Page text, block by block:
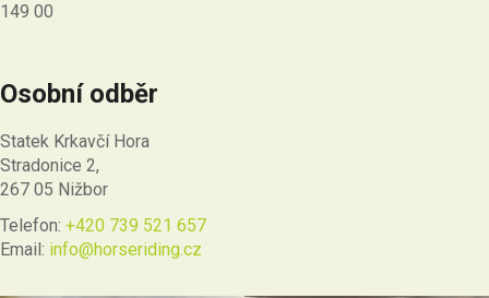
149 00
Osobní odběr
Statek Krkavčí Hora
Stradonice 2,
267 05 Nižbor
Telefon: +420 739 521 657
Email: info@horseriding.cz